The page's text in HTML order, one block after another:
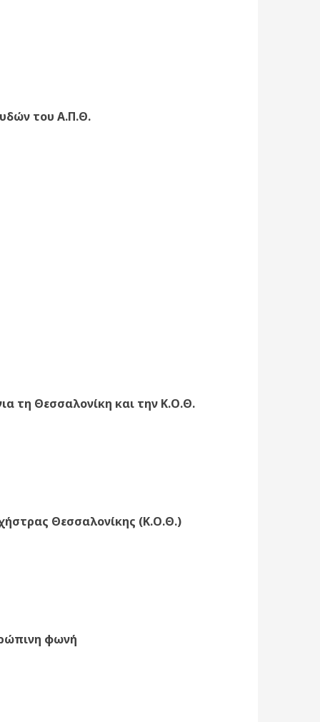
του Α.Π.Θ.
τη Θεσσαλονίκη και την Κ.Ο.Θ.
Θεσσαλονίκης (Κ.Ο.Θ.)
φωνή